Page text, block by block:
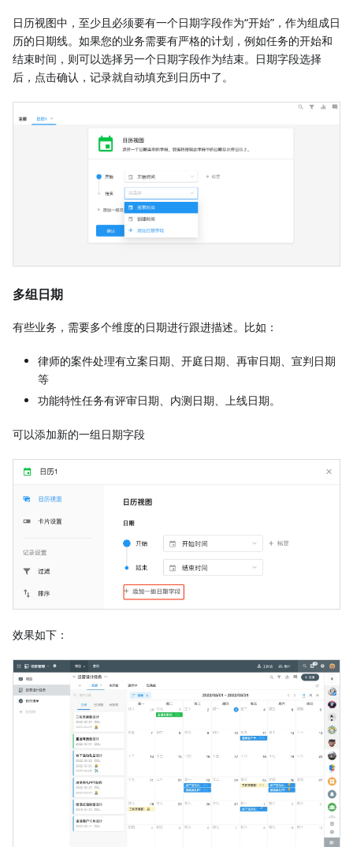
日历视图中，至少且必须要有一个日期字段作为“开始”，作为组成日
历的日期线。如果您的业务需要有严格的计划，例如任务的开始和
结束时间，则可以选择另一个日期字段作为结束。日期字段选择
后，点击确认，记录就自动填充到日历中了。
多组日期
有些业务，需要多个维度的日期进行跟进描述。比如：
律师的案件处理有立案日期、开庭日期、再审日期、宣判日期
等
功能特性任务有评审日期、内测日期、上线日期。
可以添加新的一组日期字段
效果如下：